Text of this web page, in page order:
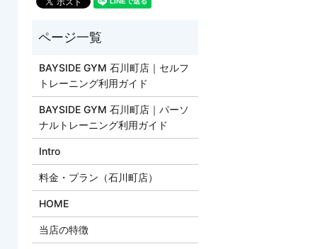
BAYSIDE GYM 石川町店｜セルフ
トレーニング利用ガイド
BAYSIDE GYM 石川町店｜パーソ
ナルトレーニング利用ガイド
Intro
料金・プラン（石川町店）
HOME
当店の特徴